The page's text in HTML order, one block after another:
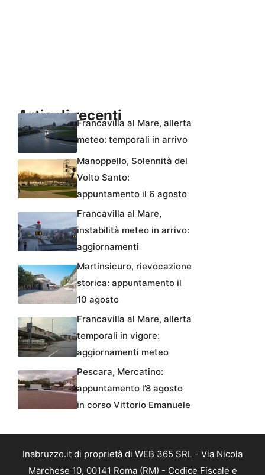
Articoli recentiFrancavilla al Mare, allerta
meteo: temporali in arrivo
Manoppello, Solennità del
Volto Santo:
appuntamento il 6 agosto
Francavilla al Mare,
instabilità meteo in arrivo:
aggiornamenti
Martinsicuro, rievocazione
storica: appuntamento il
10 agosto
Francavilla al Mare, allerta
temporali in vigore:
aggiornamenti meteo
Pescara, Mercatino:
appuntamento l’8 agosto
in corso Vittorio Emanuele
Inabruzzo.it di proprietà di WEB 365 SRL - Via Nicola
Marchese 10, 00141 Roma (RM) - Codice Fiscale e